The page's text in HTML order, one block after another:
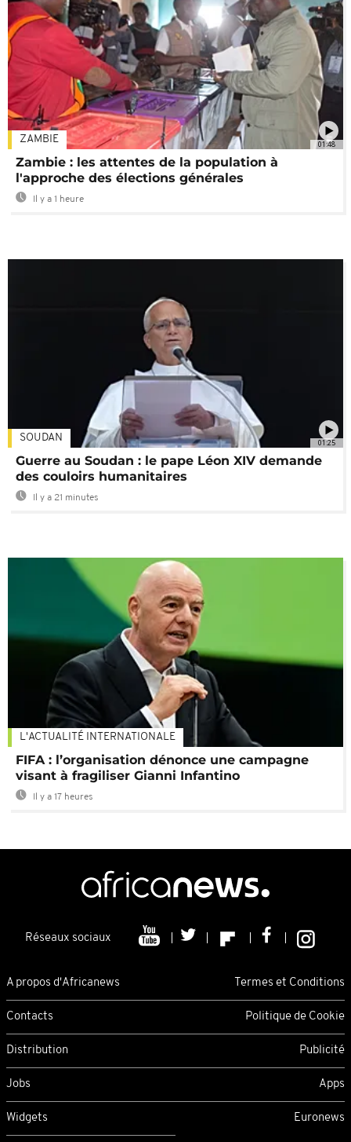
01:48
ZAMBIE
Zambie : les attentes de la population à
l'approche des élections générales
Il y a 1 heure
01:25
SOUDAN
Guerre au Soudan : le pape Léon XIV demande
des couloirs humanitaires
Il y a 21 minutes
L'ACTUALITÉ INTERNATIONALE
FIFA : l’organisation dénonce une campagne
visant à fragiliser Gianni Infantino
Il y a 17 heures
Réseaux sociaux
A propos d'Africanews Termes et Conditions
Contacts Politique de Cookie
Distribution Publicité
Jobs Apps
Widgets Euronews